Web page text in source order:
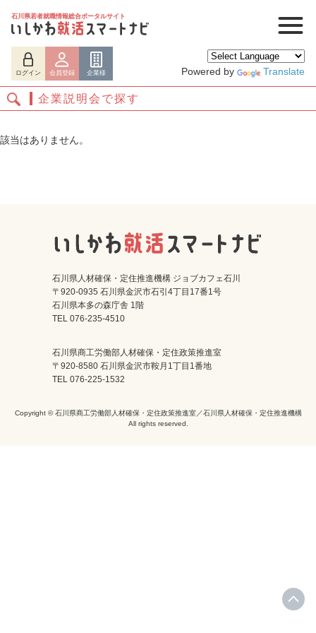
石川県若者就職情報総合ポータルサイト
ログイン 会員登録 企業様 Powered by Translate
ログイン 会員登録
企業説明会で探す
該当はありません。
石川県人材確保・定住推進機構 ジョブカフェ石川
〒920-0935 石川県金沢市石引4丁目17番1号
石川県本多の森庁舎 1階
TEL 076-235-4510
石川県商工労働部人材確保・定住政策推進室
〒920-8580 石川県金沢市鞍月1丁目1番地
TEL 076-225-1532
Copyright © 石川県商工労働部人材確保・定住政策推進室／石川県人材確保・定住推進機構
All rights reserved.